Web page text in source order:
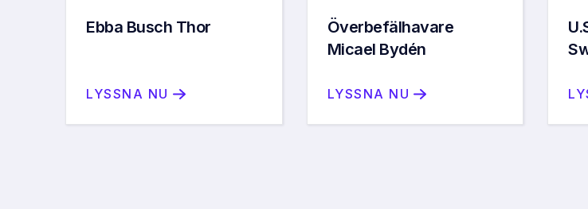
Ebba Busch Thor
LYSSNA NU
Överbefälhavare
Micael Bydén
LYSSNA NU